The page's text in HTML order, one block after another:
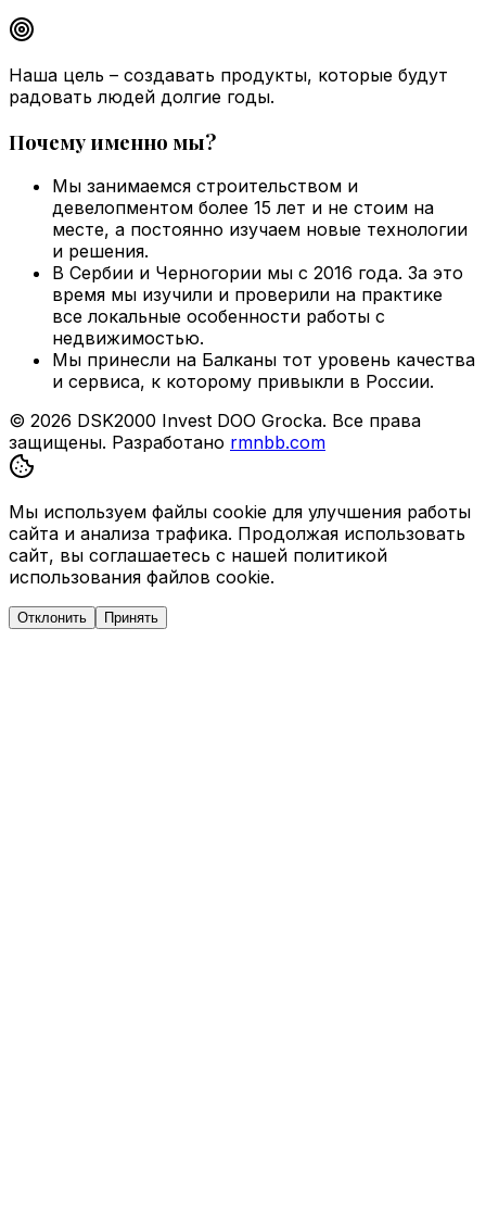
Наша цель – создавать продукты, которые будут
радовать людей долгие годы.
Почему именно мы?
Мы занимаемся строительством и
девелопментом более 15 лет и не стоим на
месте, а постоянно изучаем новые технологии
и решения.
В Сербии и Черногории мы с 2016 года. За это
время мы изучили и проверили на практике
все локальные особенности работы с
недвижимостью.
Мы принесли на Балканы тот уровень качества
и сервиса, к которому привыкли в России.
© 2026 DSK2000 Invest DOO Grocka. Все права
защищены. Разработано rmnbb.com
Мы используем файлы cookie для улучшения работы
сайта и анализа трафика. Продолжая использовать
сайт, вы соглашаетесь с нашей политикой
использования файлов cookie.
Отклонить Принять